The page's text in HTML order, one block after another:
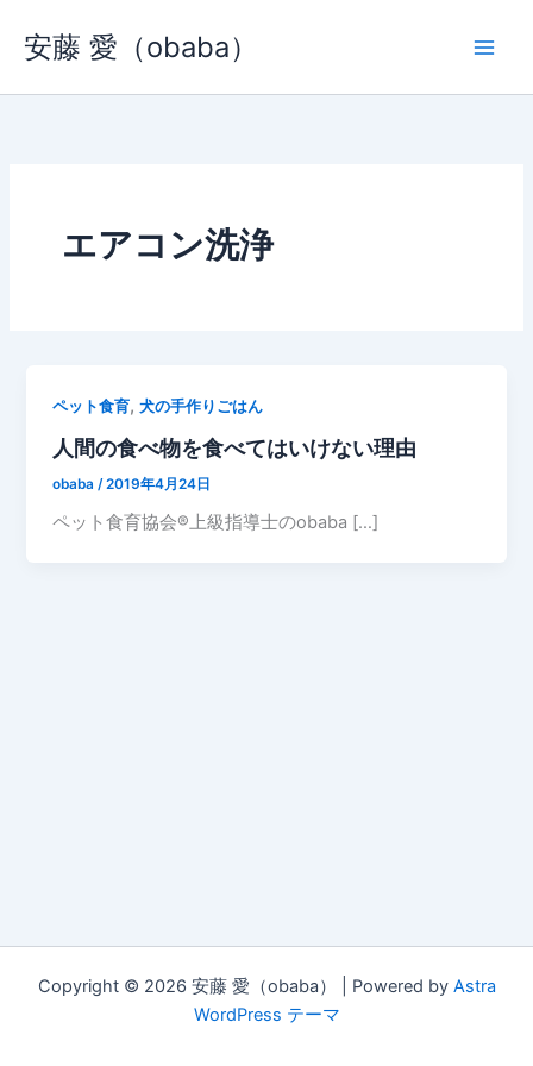
ス
安藤 愛（obaba）
エアコン洗浄
ペット食育,犬の手作りごはん
人間の食べ物を食べてはいけない理由
obaba /2019年4月24日
ペット食育協会®︎上級指導士のobaba […]
Copyright © 2026 安藤 愛（obaba） | Powered by Astra
WordPress テーマ